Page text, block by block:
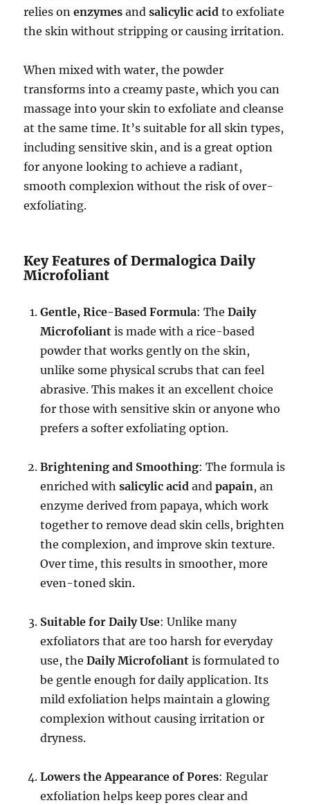
relies onenzymes andsalicylic acid to exfoliate
the skin without stripping or causing irritation.
When mixed with water, the powder
transforms into a creamy paste, which you can
massage into your skin to exfoliate and cleanse
at the same time. It’s suitable for all skin types,
including sensitive skin, and is a great option
for anyone looking to achieve a radiant,
smooth complexion without the risk of over-
exfoliating.
Key Features of Dermalogica Daily
Microfoliant
Gentle, Rice-Based Formula: TheDaily
Microfoliant is made with a rice-based
powder that works gently on the skin,
unlike some physical scrubs that can feel
abrasive. This makes it an excellent choice
for those with sensitive skin or anyone who
prefers a softer exfoliating option.
Brightening and Smoothing: The formula is
enriched withsalicylic acid andpapain, an
enzyme derived from papaya, which work
together to remove dead skin cells, brighten
the complexion, and improve skin texture.
Over time, this results in smoother, more
even-toned skin.
Suitable for Daily Use: Unlike many
exfoliators that are too harsh for everyday
use, theDaily Microfoliant is formulated to
be gentle enough for daily application. Its
mild exfoliation helps maintain a glowing
complexion without causing irritation or
dryness.
Lowers the Appearance of Pores: Regular
exfoliation helps keep pores clear and